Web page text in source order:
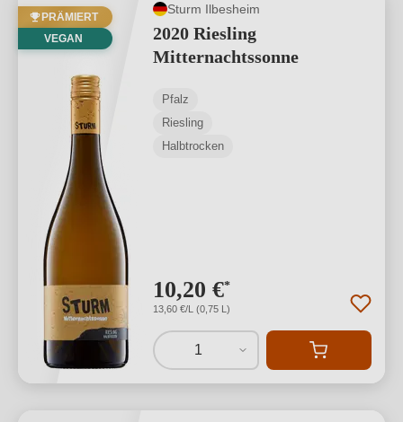
PRÄMIERT
VEGAN
Sturm Ilbesheim
2020 Riesling
Mitternachtssonne
Pfalz
Riesling
Halbtrocken
10,20 €*
13,60 €/L (0,75 L)
1